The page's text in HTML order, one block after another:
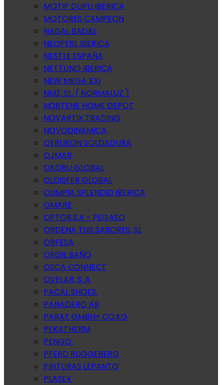
MOTIP DUPLI IBERICA
MOTORES CAMPEON
NADAL BADAL
NEOPERL IBERICA
NESTLE ESPAÑA
NETTUNO IBERICA
NEW MEGA XXI
NMZ, SL. ( NORMALUZ )
NORTENE HOME DEPOT
NOVARTIX TRADING
NOVODINAMICA
OERLIKON SOLDADURA
OJMAR
OKORU GLOBAL
OLDISFER GLOBAL
OLIMPIA SPLENDID IBERICA
OMARE
OPTOR.S.A - PEGASO
ORDENA TUS SABORES, SL
ORFESA
ORGIL BAÑO
OSCA CONNECT
OVELAR, S..A.
PACAL SHOES.
PANADERO AB
PARAT GMBH+ CO.KG
PEKATHERM
PENGO.
PFERD RUGGEBERG
PINTURAS LEPANTO
PLASEX